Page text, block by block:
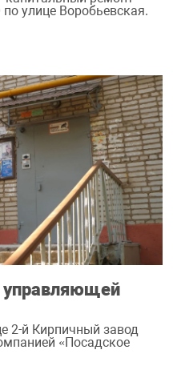
улице Воробьевская.
й Кирпичный завод
«Посадское